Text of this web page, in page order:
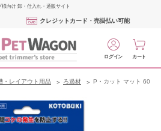
向け 卸・仕入れ・通販サイト
クレジットカード・売掛払い可能
ログイン カート
・レイアウト用品 ろ過材 P・カット マット 60